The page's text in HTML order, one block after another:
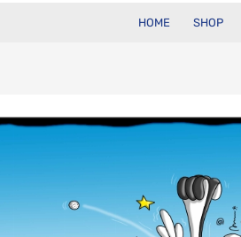
HOME SHOP